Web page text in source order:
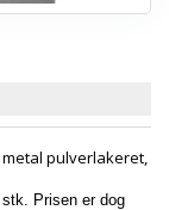
pulverlakeret,
Prisen er dog